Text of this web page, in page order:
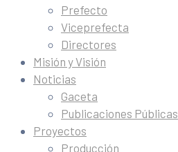
Prefecto
Viceprefecta
Directores
Misión y Visión
Noticias
Gaceta
Publicaciones Públicas
Proyectos
Producción